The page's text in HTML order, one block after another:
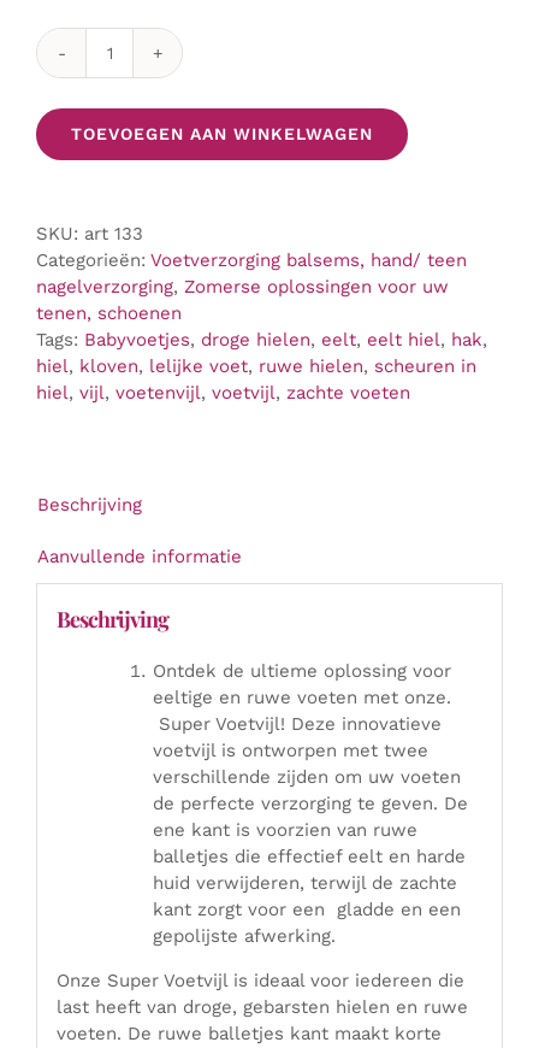
Dubbelzijdige
TOEVOEGEN AAN WINKELWAGEN
SKU: art 133
Categorieën: Voetverzorging balsems, hand/ teen
nagelverzorging, Zomerse oplossingen voor uw
tenen, schoenen
Tags: Babyvoetjes, droge hielen, eelt, eelt hiel, hak,
hiel, kloven, lelijke voet, ruwe hielen, scheuren in
hiel, vijl, voetenvijl, voetvijl, zachte voeten
Beschrijving
Aanvullende informatie
Beschrijving
Ontdek de ultieme oplossing voor
eeltige en ruwe voeten met onze.
Super Voetvijl! Deze innovatieve
voetvijl is ontworpen met twee
verschillende zijden om uw voeten
de perfecte verzorging te geven. De
ene kant is voorzien van ruwe
balletjes die effectief eelt en harde
huid verwijderen, terwijl de zachte
kant zorgt voor een gladde en een
gepolijste afwerking.
Onze Super Voetvijl is ideaal voor iedereen die
last heeft van droge, gebarsten hielen en ruwe
voeten. De ruwe balletjes kant maakt korte